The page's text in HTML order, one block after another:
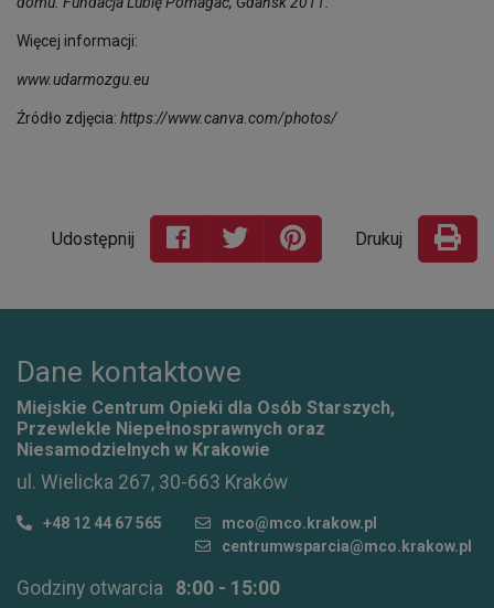
Więcej informacji:
www.udarmozgu.eu
Źródło zdjęcia: https://www.canva.com/photos/
Udostępnij Drukuj
Dane kontaktowe
Miejskie Centrum Opieki dla Osób Starszych,
Przewlekle Niepełnosprawnych oraz
Niesamodzielnych w Krakowie
ul. Wielicka 267, 30-663 Kraków
+48 12 44 67 565
mco@mco.krakow.pl
centrumwsparcia@mco.krakow.pl
Godziny otwarcia 8:00 - 15:00